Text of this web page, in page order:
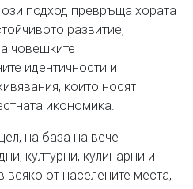
подход превръща хората
развитие,
човешките
идентичности и
които носят
икономика.
на база на вече
културни, кулинарни и
от населените места,